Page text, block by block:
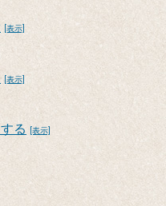
[表示]
[表示]
る [表示]